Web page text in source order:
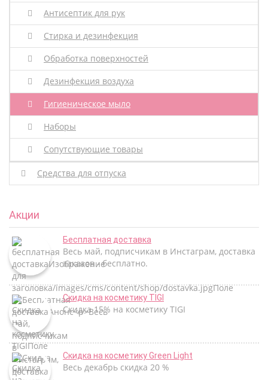
Антисептик для рук
Стирка и дезинфекция
Обработка поверхностей
Дезинфекция воздуха
Гигиеническое мыло
Наборы
Сопутствующие товары
Средства для отпуска
Акции
Бесплатная доставка
Весь май, подписчикам в Инстаграм, доставка
заказов - бесплатно.
Скидка на косметику TIGI
Скидка 15% на косметику TIGI
Скидка на косметику Green Light
Весь декабрь скидка 20 %